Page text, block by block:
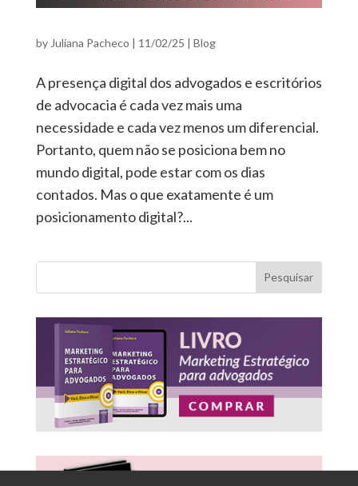
by Juliana Pacheco | 11/02/25 | Blog
A presença digital dos advogados e escritórios
de advocacia é cada vez mais uma
necessidade e cada vez menos um diferencial.
Portanto, quem não se posiciona bem no
mundo digital, pode estar com os dias
contados. Mas o que exatamente é um
posicionamento digital?...
Pesquisar